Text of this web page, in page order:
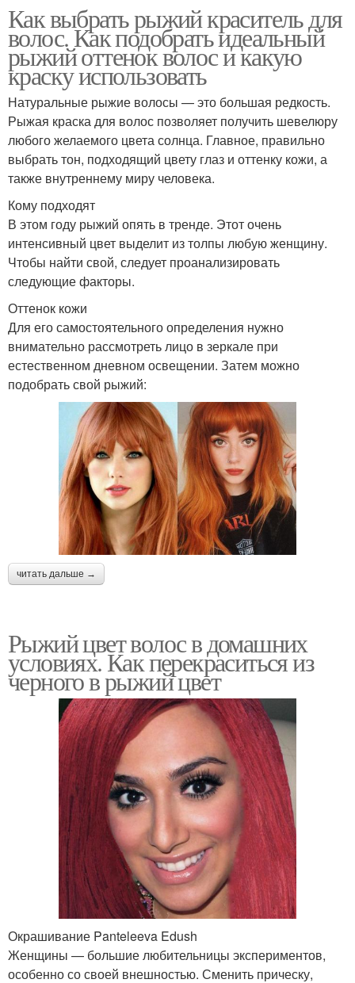
Как выбрать рыжий краситель для
волос. Как подобрать идеальный
рыжий оттенок волос и какую
краску использовать
Натуральные рыжие волосы — это большая редкость.
Рыжая краска для волос позволяет получить шевелюру
любого желаемого цвета солнца. Главное, правильно
выбрать тон, подходящий цвету глаз и оттенку кожи, а
также внутреннему миру человека.
Кому подходят
В этом году рыжий опять в тренде. Этот очень
интенсивный цвет выделит из толпы любую женщину.
Чтобы найти свой, следует проанализировать
следующие факторы.
Оттенок кожи
Для его самостоятельного определения нужно
внимательно рассмотреть лицо в зеркале при
естественном дневном освещении. Затем можно
подобрать свой рыжий:
читать дальше →
Рыжий цвет волос в домашних
условиях. Как перекраситься из
черного в рыжий цвет
Окрашивание Panteleeva Edush
Женщины — большие любительницы экспериментов,
особенно со своей внешностью. Сменить прическу,